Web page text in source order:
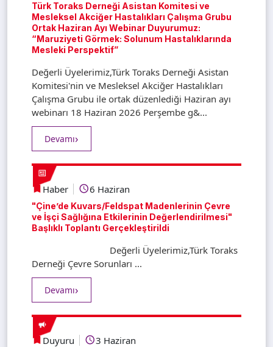
Türk Toraks Derneği Asistan Komitesi ve
Mesleksel Akciğer Hastalıkları Çalışma Grubu
Ortak Haziran Ayı Webinar Duyurumuz:
“Maruziyeti Görmek: Solunum Hastalıklarında
Mesleki Perspektif”
Değerli Üyelerimiz,Türk Toraks Derneği Asistan
Komitesi'nin ve Mesleksel Akciğer Hastalıkları
Çalışma Grubu ile ortak düzenlediği Haziran ayı
webinarı 18 Haziran 2026 Perşembe g&...
Devamı
Haber 6 Haziran
"Çine’de Kuvars/Feldspat Madenlerinin Çevre
ve İşçi Sağlığına Etkilerinin Değerlendirilmesi"
Başlıklı Toplantı Gerçekleştirildi
Değerli Üyelerimiz,Türk Toraks
Derneği Çevre Sorunları ...
Devamı
Duyuru 3 Haziran